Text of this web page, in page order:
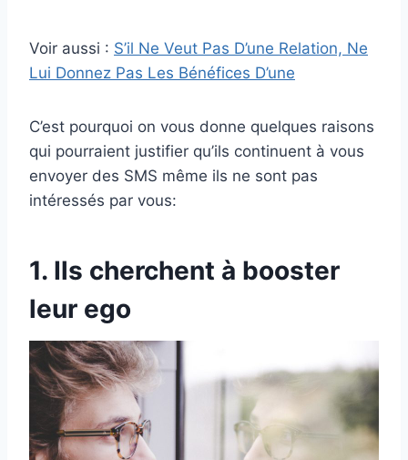
Voir aussi : S’il Ne Veut Pas D’une Relation, Ne
Lui Donnez Pas Les Bénéfices D’une
C’est pourquoi on vous donne quelques raisons
qui pourraient justifier qu’ils continuent à vous
envoyer des SMS même ils ne sont pas
intéressés par vous:
1. Ils cherchent à booster
leur ego